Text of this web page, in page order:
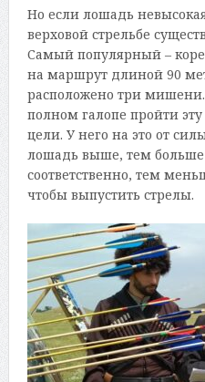
Но если лошадь
верховой стрельбе
Самый популярный –
на маршрут длиной 90
расположено три
полном галопе пройти эту
цели. У него на это от
лошадь выше, тем больше
соответственно, тем
чтобы выпустить стрелы.